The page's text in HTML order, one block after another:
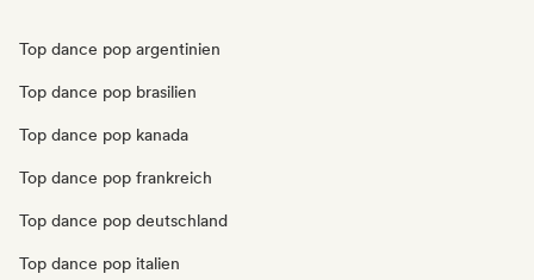
Top dance pop argentinien
Top dance pop brasilien
Top dance pop kanada
Top dance pop frankreich
Top dance pop deutschland
Top dance pop italien